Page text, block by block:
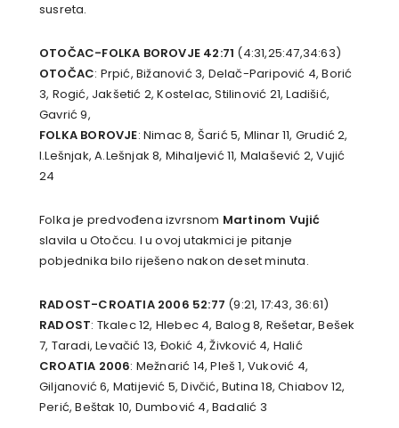
susreta.
OTOČAC-FOLKA BOROVJE 42:71 (4:31,25:47,34:63)
OTOČAC: Prpić, Bižanović 3, Delač-Paripović 4, Borić
3, Rogić, Jakšetić 2, Kostelac, Stilinović 21, Ladišić,
Gavrić 9,
FOLKA BOROVJE: Nimac 8, Šarić 5, Mlinar 11, Grudić 2,
I.Lešnjak, A.Lešnjak 8, Mihaljević 11, Malašević 2, Vujić
24
Folka je predvođena izvrsnom Martinom Vujić
slavila u Otočcu. I u ovoj utakmici je pitanje
pobjednika bilo riješeno nakon deset minuta.
RADOST-CROATIA 2006 52:77 (9:21, 17:43, 36:61)
RADOST: Tkalec 12, Hlebec 4, Balog 8, Rešetar, Bešek
7, Taradi, Levačić 13, Đokić 4, Živković 4, Halić
CROATIA 2006: Mežnarić 14, Pleš 1, Vuković 4,
Giljanović 6, Matijević 5, Divčić, Butina 18, Chiabov 12,
Perić, Beštak 10, Dumbović 4, Badalić 3